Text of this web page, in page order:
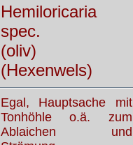
Hemiloricaria
spec.
(oliv)
(Hexenwels)
Egal, Hauptsache mit
Tonhöhle o.ä. zum
Ablaichen und